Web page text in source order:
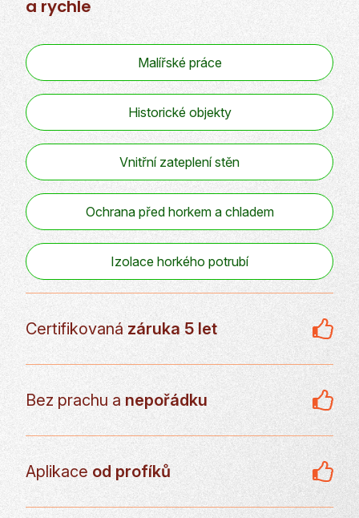
a rychle
Malířské práce
Historické objekty
Vnitřní zateplení stěn
Ochrana před horkem a chladem
Izolace horkého potrubí
Certifikovaná záruka 5 let
Bez prachu anepořádku
Aplikace od profíků